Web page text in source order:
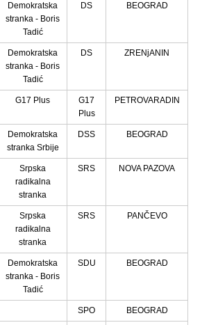
Demokratska
stranka - Boris
Tadić
DS BEOGRAD
Demokratska
stranka - Boris
Tadić
DS ZRENjANIN
G17 Plus
G17
Plus
PETROVARADIN
Demokratska
stranka Srbije
DSS BEOGRAD
Srpska
radikalna
stranka
SRS NOVA PAZOVA
Srpska
radikalna
stranka
SRS PANČEVO
Demokratska
stranka - Boris
Tadić
SDU BEOGRAD
SPO BEOGRAD